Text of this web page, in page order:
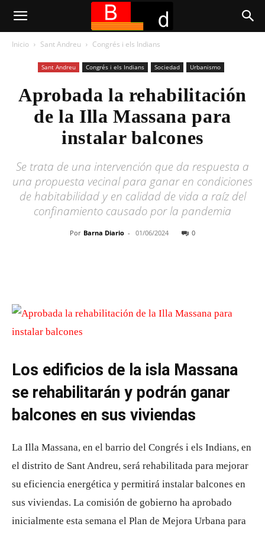
Inicio Sant Andreu Congrés i els Indians
Sant Andreu Congrés i els Indians Sociedad Urbanismo
Aprobada la rehabilitación
de la Illa Massana para
instalar balcones
Se trata de una intervención que da respuesta a
una propuesta vecinal para ganar en condiciones
de habitabilidad y en calidad de vida a raíz del
confinamiento causado por la pandemia
Por Barna Diario - 01/06/2024 0
Los edificios de la isla Massana
se rehabilitarán y podrán ganar
balcones en sus viviendas
La Illa Massana, en el barrio del Congrés i els Indians, en
el distrito de Sant Andreu, será rehabilitada para mejorar
su eficiencia energética y permitirá instalar balcones en
sus viviendas. La comisión de gobierno ha aprobado
inicialmente esta semana el Plan de Mejora Urbana para